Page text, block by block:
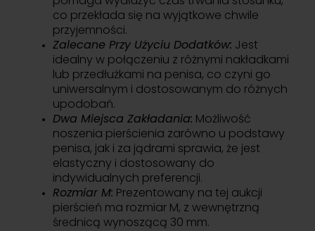
co przekłada się na wyjątkowe chwile
przyjemności.
Zalecane Przy Użyciu Dodatków: Jest
idealny w połączeniu z różnymi nakładkami
lub przedłużkami na penisa, co czyni go
uniwersalnym i dostosowanym do różnych
upodobań.
Dwa Miejsca Zakładania: Możliwość
noszenia pierścienia zarówno u podstawy
penisa, jak i za jądrami sprawia, że jest
elastyczny i dostosowany do
indywidualnych preferencji.
Rozmiar M: Prezentowany na tej aukcji
pierścień ma rozmiar M, z wewnętrzną
średnicą wynoszącą 30 mm.